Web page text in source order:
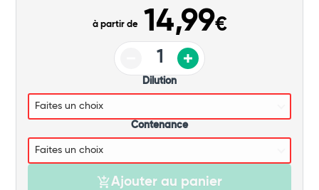
à partir de 14,99€
Dilution
Contenance
Ajouter au panier